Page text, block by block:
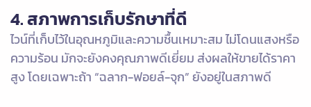
4. สภาพการเก็บรักษาที่ดี
ไวน์ที่เก็บไว้ในอุณหภูมิและความชื้นเหมาะสม ไม่โดนแสงหรือ
ความร้อน มักจะยังคงคุณภาพดีเยี่ยม ส่งผลให้ขายได้ราคา
สูง โดยเฉพาะถ้า “ฉลาก-ฟอยล์-จุก” ยังอยู่ในสภาพดี